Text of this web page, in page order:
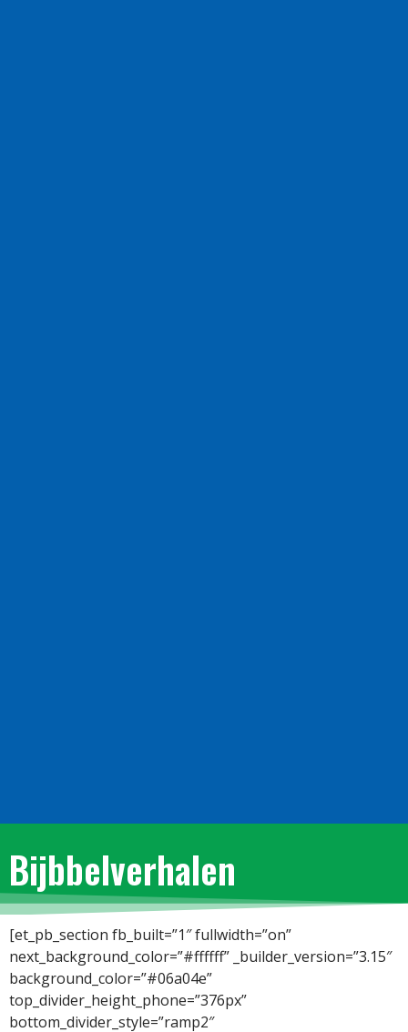
Bijbbelverhalen
[et_pb_section fb_built=”1″ fullwidth=”on”
next_background_color=”#ffffff” _builder_version=”3.15″
background_color=”#06a04e”
top_divider_height_phone=”376px”
bottom_divider_style=”ramp2″